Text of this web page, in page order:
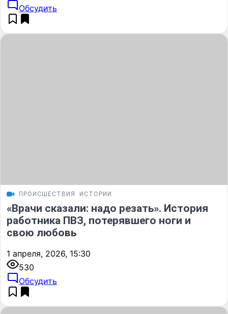
Обсудить
ПРОИСШЕСТВИЯ ИСТОРИИ
«Врачи сказали: надо резать». История
работника ПВЗ, потерявшего ноги и
свою любовь
1 апреля, 2026, 15:30
530
Обсудить